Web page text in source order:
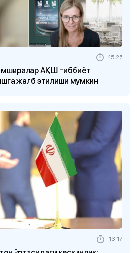
АҚШ тиббиёт
жалб этилиши мумкин
15:25
13:17